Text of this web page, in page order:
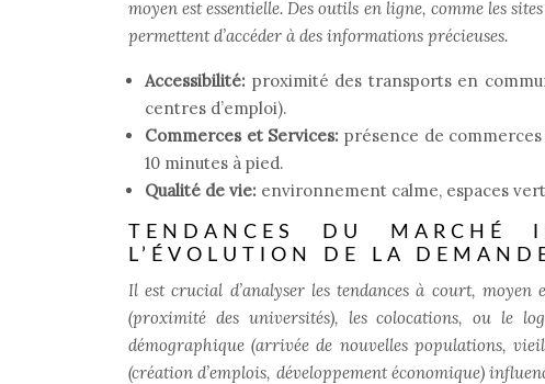
moyen est essentielle. Des outils en ligne, comme les
permettent d’accéder à des informations précieuses.
Accessibilité: proximité des transports en
centres d’emploi).
Commerces et Services: présence de
10 minutes à pied.
Qualité de vie: environnement calme, espaces
TENDANCES DU MARCHÉ
L’ÉVOLUTION DE LA
Il est crucial d’analyser les tendances à court,
(proximité des universités), les colocations, ou le
démographique (arrivée de nouvelles populations,
(création d’emplois, développement économique)